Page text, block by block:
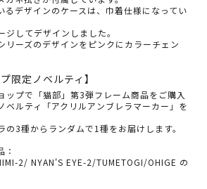
るデザインのケースは、巾着仕様になってい
してデザインしました。
リーズのデザインをピンクにカラーチェン
限定ノベルティ】
ップで「猫部」第3弾フレーム商品をご購入
ベルティ「アクリルアンブレラマーカー」を
の3種からランダムで1種をお届けします。
：
2/ NYAN'S EYE-2/TUMETOGI/OHIGE の